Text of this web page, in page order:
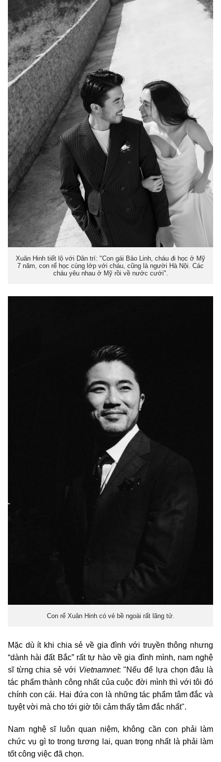
Xuân Hinh tiết lộ với Dân trí: "Con gái Bảo Linh, cháu đi học ở Mỹ
7 năm, con rể học cùng lớp với cháu, cũng là người Hà Nội. Các
cháu yêu nhau ở Mỹ rồi về nước cưới".
Con rể Xuân Hinh có vẻ bề ngoài rất lãng tử.
Mặc dù ít khi chia sẻ về gia đình với truyền thông nhưng
“dành hài đất Bắc” rất tự hào về gia đình mình, nam nghệ
sĩ từng chia sẻ với Vietnamnet: "Nếu để lựa chọn đâu là
tác phẩm thành công nhất của cuộc đời mình thì với tôi đó
chính con cái. Hai đứa con là những tác phẩm tâm đắc và
tuyệt vời mà cho tới giờ tôi cảm thấy tâm đắc nhất".
Nam nghệ sĩ luôn quan niệm, không cần con phải làm
chức vụ gì to trong tương lai, quan trọng nhất là phải làm
tốt công việc đã chọn.